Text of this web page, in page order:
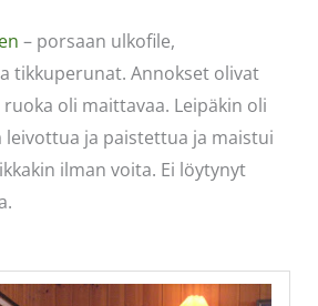
– porsaan ulkofile,
tikkuperunat. Annokset olivat
oli maittavaa. Leipäkin oli
leivottua ja paistettua ja maistui
ilman voita. Ei löytynyt